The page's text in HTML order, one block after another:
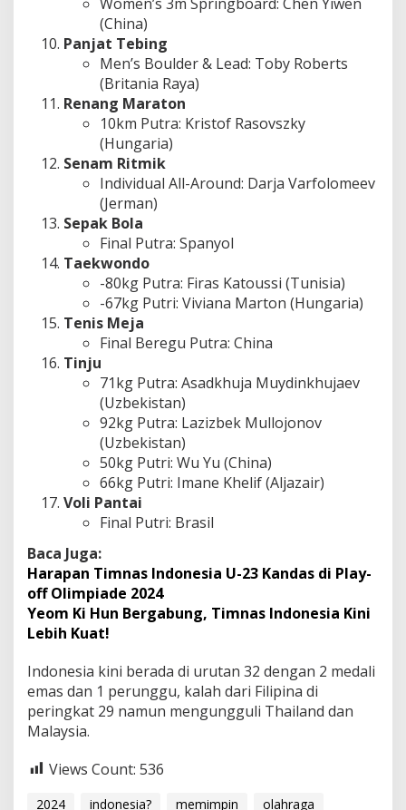
(China)
Panjat Tebing
Men’s Boulder & Lead: Toby Roberts
(Britania Raya)
Renang Maraton
10km Putra: Kristof Rasovszky
(Hungaria)
Senam Ritmik
Individual All-Around: Darja Varfolomeev
(Jerman)
Sepak Bola
Final Putra: Spanyol
Taekwondo
-80kg Putra: Firas Katoussi (Tunisia)
-67kg Putri: Viviana Marton (Hungaria)
Tenis Meja
Final Beregu Putra: China
Tinju
71kg Putra: Asadkhuja Muydinkhujaev
(Uzbekistan)
92kg Putra: Lazizbek Mullojonov
(Uzbekistan)
50kg Putri: Wu Yu (China)
66kg Putri: Imane Khelif (Aljazair)
Voli Pantai
Final Putri: Brasil
Baca Juga:
Harapan Timnas Indonesia U-23 Kandas di Play-
off Olimpiade 2024
Yeom Ki Hun Bergabung, Timnas Indonesia Kini
Lebih Kuat!
Indonesia kini berada di urutan 32 dengan 2 medali
emas dan 1 perunggu, kalah dari Filipina di
peringkat 29 namun mengungguli Thailand dan
Malaysia.
Views Count: 536
2024 indonesia? memimpin
olahraga